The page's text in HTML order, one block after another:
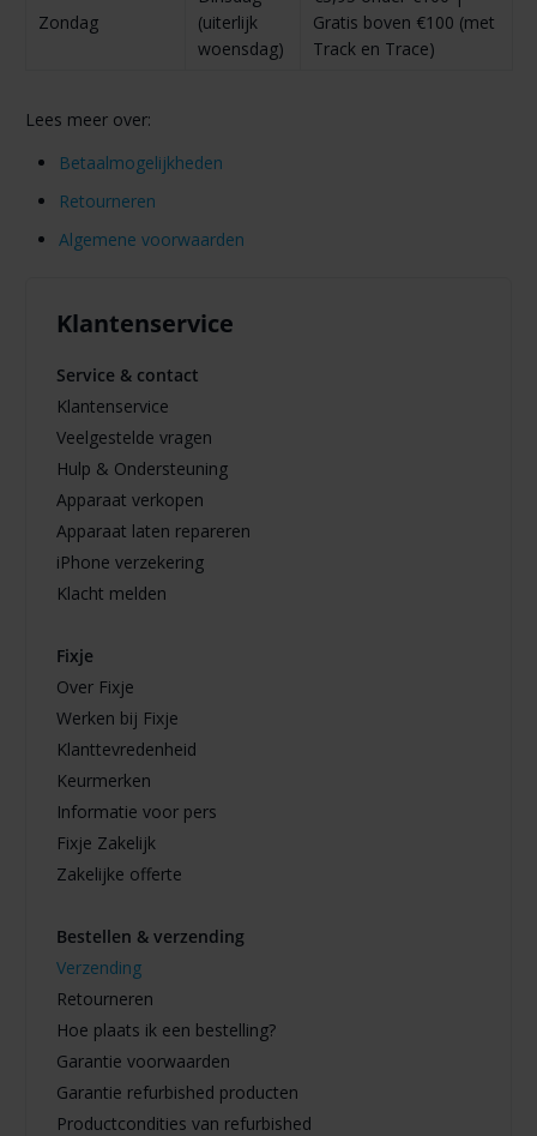
Klantenservice
Service & contact
Klantenservice
Veelgestelde vragen
Hulp & Ondersteuning
Apparaat verkopen
Apparaat laten repareren
iPhone verzekering
Klacht melden
Fixje
Over Fixje
Werken bij Fixje
Klanttevredenheid
Keurmerken
Informatie voor pers
Fixje Zakelijk
Zakelijke offerte
Bestellen & verzending
Verzending
Retourneren
Hoe plaats ik een bestelling?
Garantie voorwaarden
Garantie refurbished producten
Productcondities van refurbished
Zondag
(uiterlijk
woensdag)
Gratis boven €100 (met
Track en Trace)
Lees meer over:
Betaalmogelijkheden
Retourneren
Algemene voorwaarden